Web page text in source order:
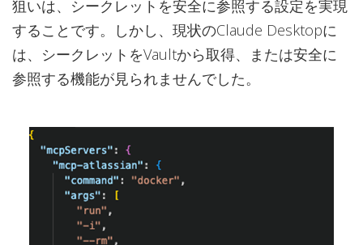
狙いは、シークレットを安全に参照する設定を実現
することです。しかし、現状のClaude Desktopに
は、シークレットをVaultから取得、または安全に
参照する機能が見られませんでした。